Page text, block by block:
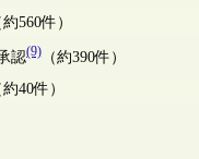
560件）
認(9)（約390件）
40件）